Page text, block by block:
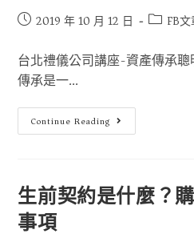
2019 年 10 月 12 日 FB
台北禮儀公司講座-資產傳承
傳承是一...
Continue Reading
生前契約是什麼？
事項